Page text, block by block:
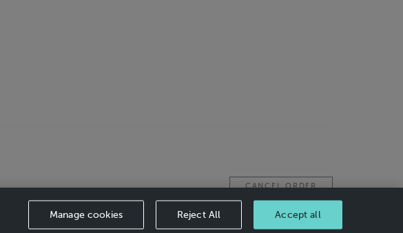
CANCEL ORDER
Manage cookies Reject All Accept all